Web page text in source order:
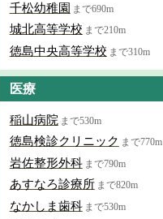
千松幼稚園 まで690m
城北高等学校 まで210m
徳島中央高等学校 まで310m
医療
稲山病院 まで530m
徳島検診クリニック まで770m
岩佐整形外科 まで790m
あすなろ診療所 まで820m
なかしま歯科 まで530m